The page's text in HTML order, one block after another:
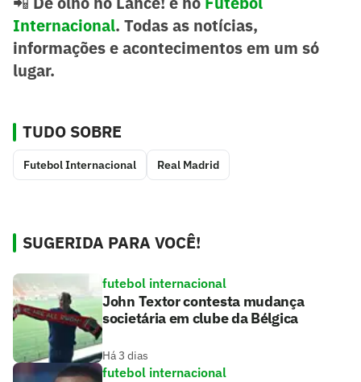
Internacional. Todas as notícias,
informações e acontecimentos em um só
lugar.
TUDO SOBRE
Futebol Internacional Real Madrid
SUGERIDA PARA VOCÊ!
futebol internacional
John Textor contesta mudança
societária em clube da Bélgica
Há 3 dias
futebol internacional